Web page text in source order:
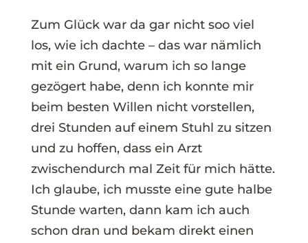
Zum Glück war da gar nicht soo viel
los, wie ich dachte – das war nämlich
mit ein Grund, warum ich so lange
gezögert habe, denn ich konnte mir
beim besten Willen nicht vorstellen,
drei Stunden auf einem Stuhl zu sitzen
und zu hoffen, dass ein Arzt
zwischendurch mal Zeit für mich hätte.
Ich glaube, ich musste eine gute halbe
Stunde warten, dann kam ich auch
schon dran und bekam direkt einen